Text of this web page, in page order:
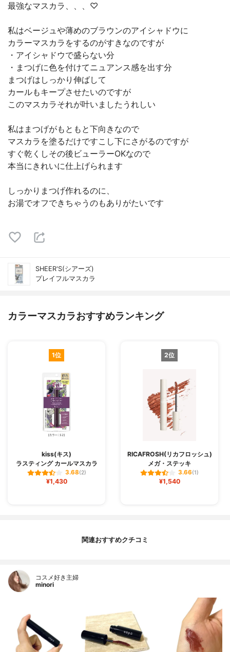
最強なマスカラ、、、♡
私はベージュや薄めのブラウンのアイシャドウに
カラーマスカラをするのがすきなのですが
・アイシャドウで盛らない分
・まつげに色を付けてニュアンス感を出す分
まつげはしっかり伸ばして
カールもキープさせたいのですが
このマスカラそれが叶いましたうれしい
私はまつげがもともと下向きなので
マスカラを塗るだけですこし下にさがるのですが
すぐ乾くしその後ビューラーOKなので
本当にきれいに仕上げられます
しっかりまつげ作れるのに、
お湯でオフできちゃうのもありがたいです
SHEER'S(シアーズ)
プレイフルマスカラ
カラーマスカラおすすめランキング
1位
kiss(キス)
ラスティング カールマスカラ
3.68(2)
¥1,430
2位
RICAFROSH(リカフロッシュ)
メガ・ステッキ
3.66(1)
¥1,540
関連おすすめクチコミ
コスメ好き主婦
minori